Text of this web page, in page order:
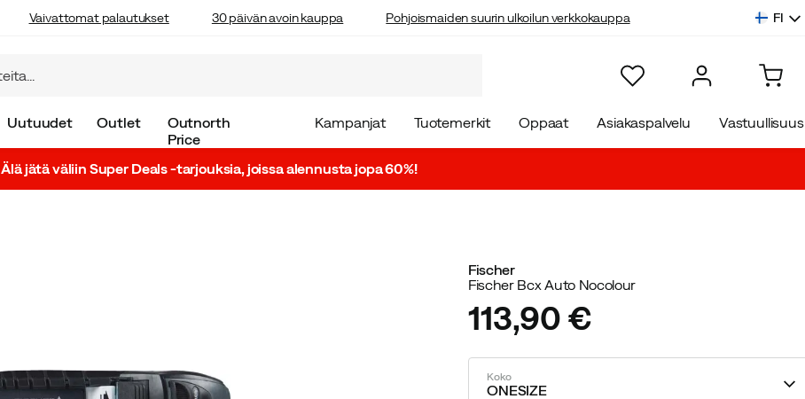
Vaivattomat palautukset 30 päivän avoin kauppa Pohjoismaiden suurin ulkoilun verkkokauppa FI
Uutuudet Outlet
Outnorth
Price
Kampanjat Tuotemerkit Oppaat Asiakaspalvelu Vastuullisuus
Älä jätä väliin Super Deals -tarjouksia, joissa alennusta jopa 60%!
Fischer
Fischer Bcx Auto Nocolour
price
113,90 €
Koko
ONESIZE